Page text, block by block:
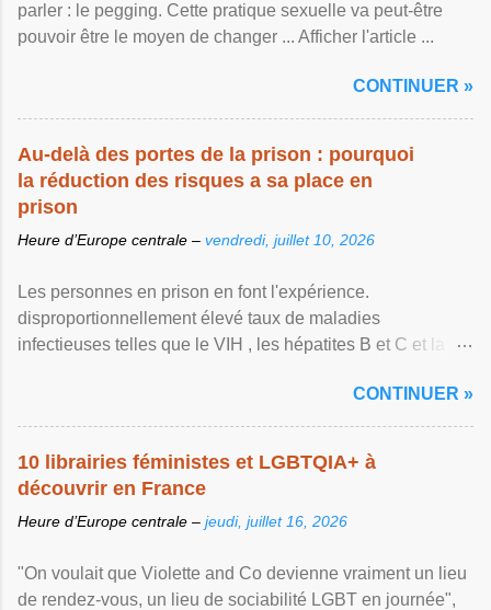
parler : le pegging. Cette pratique sexuelle va peut-être
pouvoir être le moyen de changer ... Afficher l'article ...
CONTINUER »
Au-delà des portes de la prison : pourquoi
la réduction des risques a sa place en
prison
Heure d’Europe centrale – vendredi, juillet 10, 2026
Les personnes en prison en font l'expérience.
disproportionnellement élevé taux de maladies
infectieuses telles que le VIH , les hépatites B et C et la ...
CONTINUER »
10 librairies féministes et LGBTQIA+ à
découvrir en France
Heure d’Europe centrale – jeudi, juillet 16, 2026
"On voulait que Violette and Co devienne vraiment un lieu
de rendez-vous, un lieu de sociabilité LGBT en journée",